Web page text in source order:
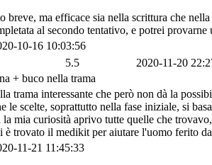
breve, ma efficace sia nella scrittura che
al secondo tentativo, e potrei
10-16 10:03:56
5.5
2020-11-20
+ buco nella trama
trama interessante che però non dà la
le scelte, soprattutto nella fase iniziale, si
la mia curiosità aprivo tutte quelle che
trovato il medikit per aiutare l'uomo ferito
11-21 11:45:33